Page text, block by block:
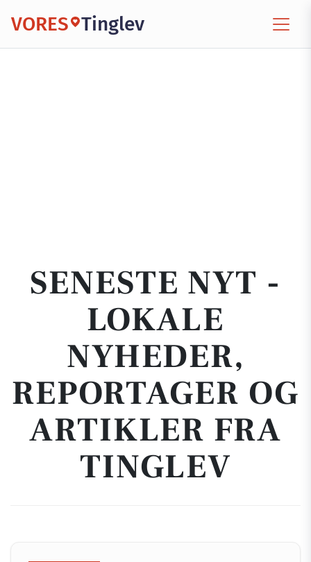
VORES Tinglev
SENESTE NYT -
LOKALE
NYHEDER,
REPORTAGER OG
ARTIKLER FRA
TINGLEV